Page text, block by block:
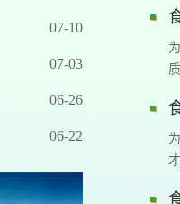
07-10
07-03
06-26
06-22